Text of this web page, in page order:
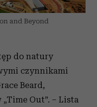
and Beyond
do natury
czynnikami
Beard,
Out”. – Lista